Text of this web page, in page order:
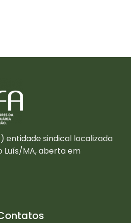
entidade sindical localizada
Luís/MA, aberta em